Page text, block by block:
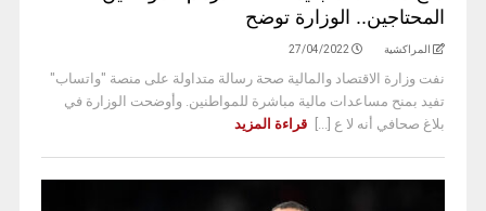
المحتاجين.. الوزارة توضح
المراكشية 27/04/2022
نفت وزارة الاقتصاد والمالية صحة رسالة متداولة على منصة "واتساب"
تفيد بمنح مساعدات مالية مباشرة للمواطنين. وأوضحت الوزارة في
بلاغ صحافي أنه لا ع [...]
قراءة المزيد